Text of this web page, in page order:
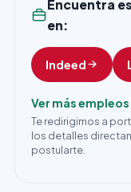
Encuentra
en:
Indeed
Ver más empleos
Te redirigimos a
los detalles
postularte.